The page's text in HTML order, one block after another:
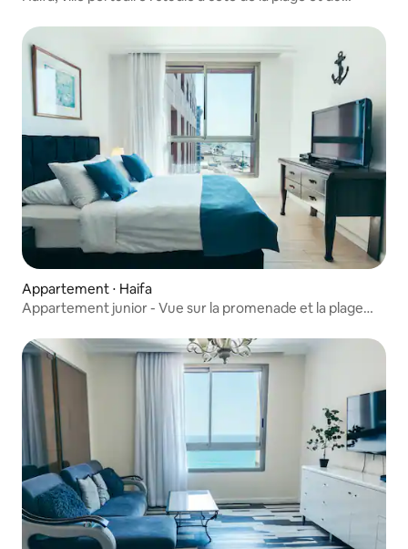
Appartement ⋅ Haifa
Appartement junior - Vue sur la promenade et la plage